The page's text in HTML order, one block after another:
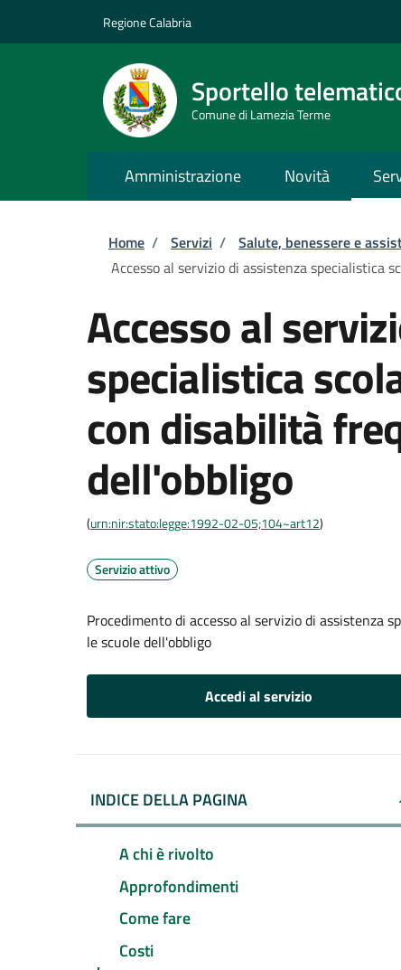
Regione Calabria
Sportello
Comune di Lamezia Terme
Amministrazione Novità
Briciole di pane
Home / Servizi / Salute, benessere e
Accesso al servizio di assistenza specialistica
Accesso al
specialistica
con disabilità
dell'obbligo
(urn:nir:stato:legge:1992-02-05;104~art12)
Servizio attivo
Procedimento di accesso al servizio di assistenza
le scuole dell'obbligo
Accedi al servizio
INDICE DELLA PAGINA
A chi è rivolto
Approfondimenti
Come fare
Costi